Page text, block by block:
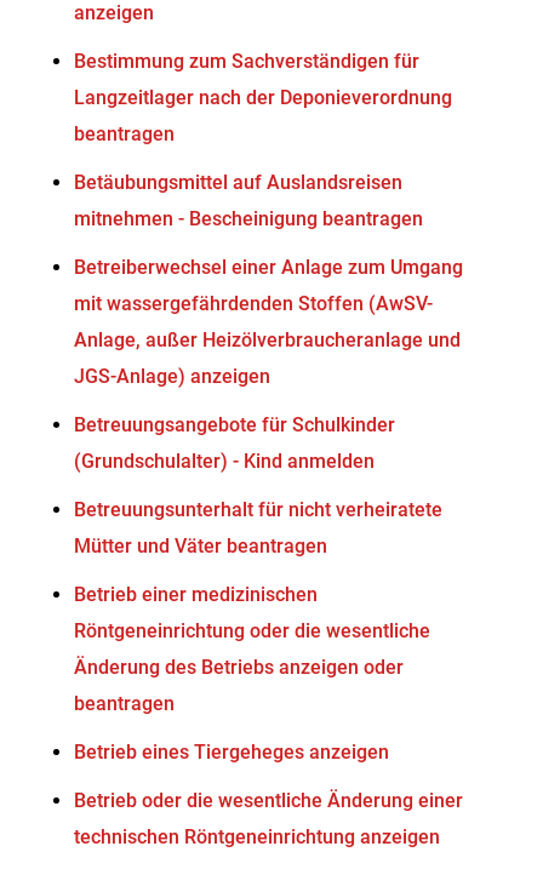
anzeigen
Bestimmung zum Sachverständigen für
Langzeitlager nach der Deponieverordnung
beantragen
Betäubungsmittel auf Auslandsreisen
mitnehmen - Bescheinigung beantragen
Betreiberwechsel einer Anlage zum Umgang
mit wassergefährdenden Stoffen (AwSV-
Anlage, außer Heizölverbraucheranlage und
JGS-Anlage) anzeigen
Betreuungsangebote für Schulkinder
(Grundschulalter) - Kind anmelden
Betreuungsunterhalt für nicht verheiratete
Mütter und Väter beantragen
Betrieb einer medizinischen
Röntgeneinrichtung oder die wesentliche
Änderung des Betriebs anzeigen oder
beantragen
Betrieb eines Tiergeheges anzeigen
Betrieb oder die wesentliche Änderung einer
technischen Röntgeneinrichtung anzeigen